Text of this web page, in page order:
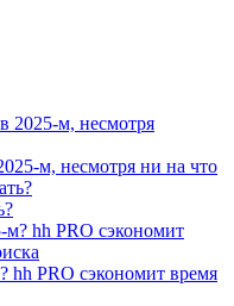
м, несмотря ни на что
hh PRO сэкономит время